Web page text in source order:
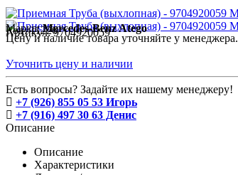
Марка:Mercedes-Benz Atego
Код:11226
Артикул:9704920059
Цену и наличие товара уточняйте у менеджера.
Уточнить цену и наличии
Есть вопросы? Задайте их нашему менеджеру!
+7 (926) 855 05 53 Игорь
+7 (916) 497 30 63 Денис
Описание
Описание
Характеристики